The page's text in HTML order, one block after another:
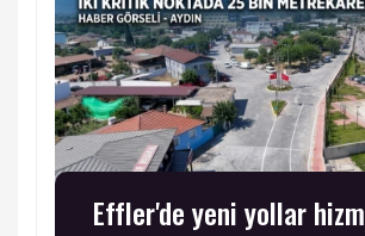
Effler'de yeni yollar